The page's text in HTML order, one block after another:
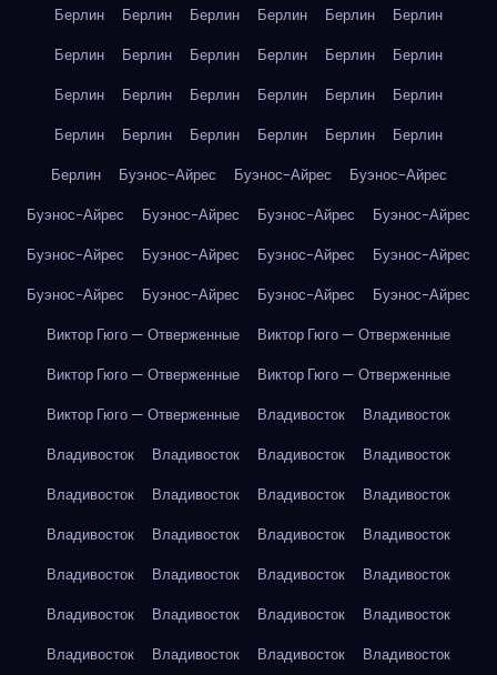
Берлин Берлин Берлин Берлин Берлин
Берлин
Берлин
Берлин Берлин Берлин Берлин
Берлин
Берлин
Берлин Берлин Берлин Берлин
Берлин
Берлин
Берлин Берлин Берлин Берлин
Берлин
Берлин
Буэнос-Айрес Буэнос-Айрес
Буэнос-Айрес
Буэнос-Айрес
Буэнос-Айрес Буэнос-Айрес
Буэнос-Айрес
Буэнос-Айрес
Буэнос-Айрес Буэнос-Айрес
Буэнос-Айрес
Буэнос-Айрес
Буэнос-Айрес Буэнос-Айрес
Буэнос-Айрес
Виктор Гюго — Отверженные
Виктор Гюго — Отверженные
Виктор Гюго — Отверженные
Виктор Гюго — Отверженные
Виктор Гюго — Отверженные
Владивосток
Владивосток
Владивосток
Владивосток Владивосток
Владивосток
Владивосток
Владивосток Владивосток
Владивосток
Владивосток
Владивосток Владивосток
Владивосток
Владивосток
Владивосток Владивосток
Владивосток
Владивосток
Владивосток Владивосток
Владивосток
Владивосток
Владивосток Владивосток
Владивосток